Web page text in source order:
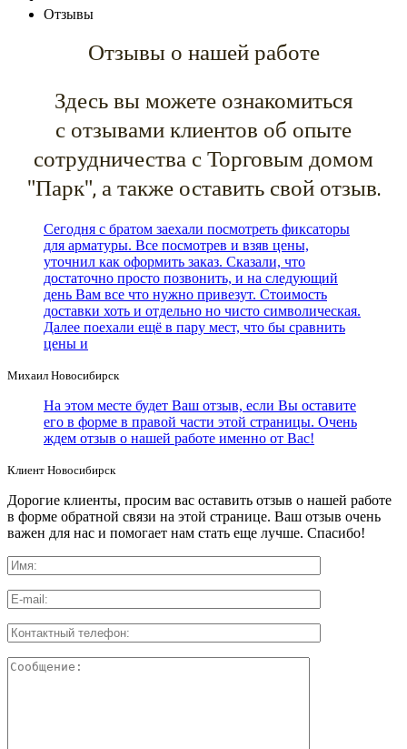
Отзывы
Отзывы о нашей работе
Здесь вы можете ознакомиться
с отзывами клиентов об опыте
сотрудничества с Торговым домом
"Парк", а также оставить свой отзыв.
Сегодня с братом заехали посмотреть фиксаторы
для арматуры. Все посмотрев и взяв цены,
уточнил как оформить заказ. Сказали, что
достаточно просто позвонить, и на следующий
день Вам все что нужно привезут. Стоимость
доставки хоть и отдельно но чисто символическая.
Далее поехали ещё в пару мест, что бы сравнить
цены и
Михаил Новосибирск
На этом месте будет Ваш отзыв, если Вы оставите
его в форме в правой части этой страницы. Очень
ждем отзыв о нашей работе именно от Вас!
Клиент Новосибирск
Дорогие клиенты, просим вас оставить отзыв о нашей работе
в форме обратной связи на этой странице. Ваш отзыв очень
важен для нас и помогает нам стать еще лучше. Спасибо!